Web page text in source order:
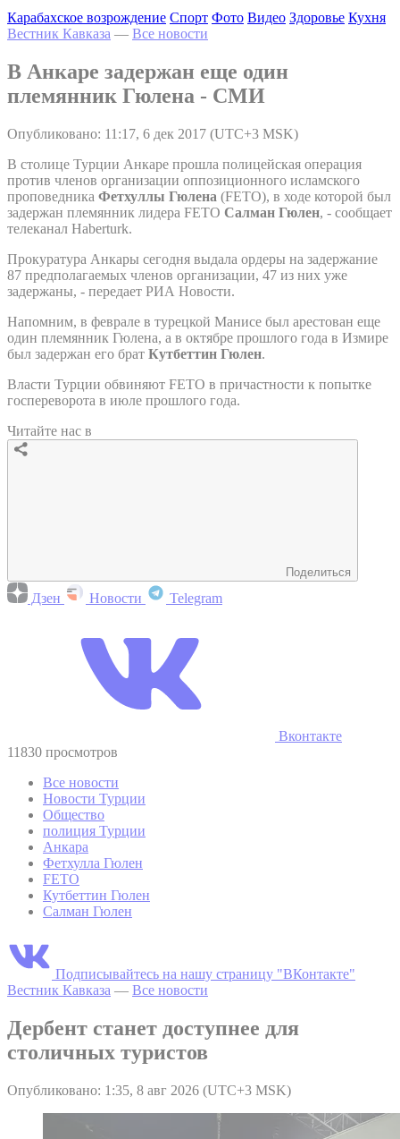
Карабахское возрождение Спорт Фото Видео Здоровье Кухня
Вестник Кавказа — Все новости
В Анкаре задержан еще один
племянник Гюлена - СМИ
Опубликовано: 11:17, 6 дек 2017 (UTC+3 MSK)
В столице Турции Анкаре прошла полицейская операция
против членов организации оппозиционного исламского
проповедника Фетхуллы Гюлена (FETO), в ходе которой был
задержан племянник лидера FETO Салман Гюлен, - сообщает
телеканал Haberturk.
Прокуратура Анкары сегодня выдала ордеры на задержание
87 предполагаемых членов организации, 47 из них уже
задержаны, - передает РИА Новости.
Напомним, в феврале в турецкой Манисе был арестован еще
один племянник Гюлена, а в октябре прошлого года в Измире
был задержан его брат Кутбеттин Гюлен.
Власти Турции обвиняют FETO в причастности к попытке
госпереворота в июле прошлого года.
Читайте нас в
Поделиться
Дзен Новости Telegram
Вконтакте
11830 просмотров
Все новости
Новости Турции
Общество
полиция Турции
Анкара
Фетхулла Гюлен
FETO
Кутбеттин Гюлен
Салман Гюлен
Подписывайтесь на нашу страницу "ВКонтакте"
Вестник Кавказа — Все новости
Дербент станет доступнее для
столичных туристов
Опубликовано: 1:35, 8 авг 2026 (UTC+3 MSK)